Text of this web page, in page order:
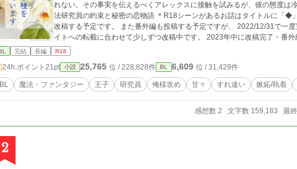
れない。その事実を伝えるべくアレックスに接触を試みるが、彼の態度は冷たくて―― 訳あり俺
法研究員の約束と秘密の恋物語 ＊R18シーンがあるお話はタイトルに「◆」表記あり ＊2023年中に本編の一部を
改稿する予定です。 また番外編も投稿する予定ですが、 2022/12/31で一度完結とさ
イトへの転載に合わせて少しずつ改稿中です。 2023年中に改稿完了・番
改稿完了、2月中に番外編投稿、と 予定を変更させて頂きます。 よろしく
完結 長編 R18
24h.ポイント 21pt 小説 25,765 位 / 228,828件 BL 6,609 位 / 31,429件
BL 魔法・ファンタジー 王子 研究員 俺様攻め 甘々 すれ違い 嫉妬/執着
感想数 2 文字数 159,183 最
2